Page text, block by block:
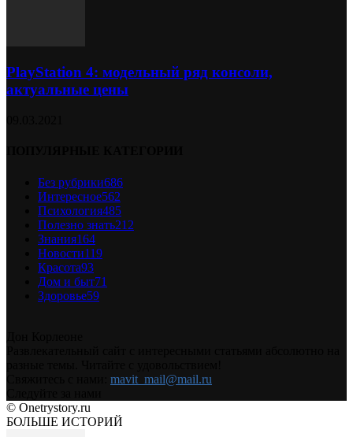
PlayStation 4: модельный ряд консоли,
актуальные цены
Без рубрики686
Интересное562
Психология485
Полезно знать212
Знания164
Новости119
Красота93
Дом и быт71
Здоровье59
mavit_mail@mail.ru
© Onetrystory.ru
БОЛЬШЕ ИСТОРИЙ